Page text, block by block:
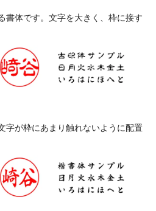
書体です。文字を大きく、枠に接す
字が枠にあまり触れないように配置